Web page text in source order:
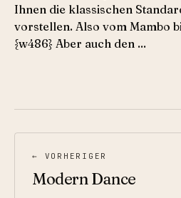
Ihnen die klassischen
vorstellen. Also vom Mambo
{w486} Aber auch den ...
← VORHERIGER
Modern Dance